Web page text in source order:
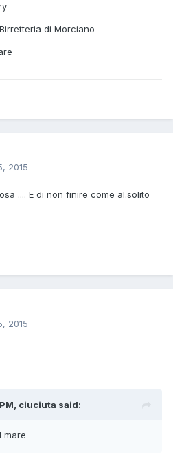
di Morciano
2015
.... E di non finire come al.solito
2015
ciuciuta said:
mare